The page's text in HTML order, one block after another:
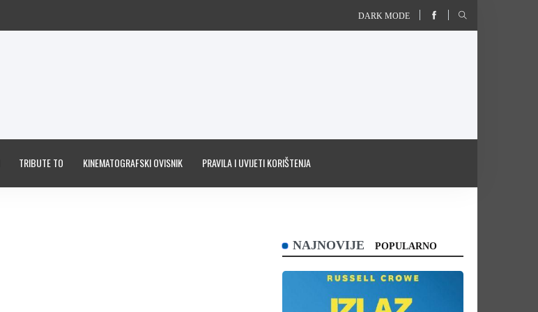
DARK MODE
TRIBUTE TO KINEMATOGRAFSKI OVISNIK PRAVILA I UVIJETI KORIŠTENJA
NAJNOVIJE POPULARNO